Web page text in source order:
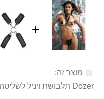
מוצר זה:
Dozer תלבושת ויניל לשליטה – הלבשה סקסית לוהטת